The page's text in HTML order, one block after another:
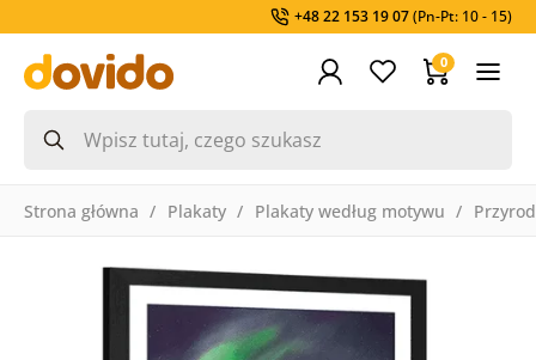
+48 22 153 19 07(Pn-Pt: 10 - 15)
0
Strona główna Plakaty Plakaty według motywu